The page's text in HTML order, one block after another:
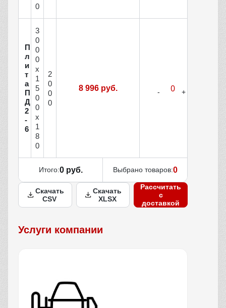
0
П
л
и
т
а
П
Д
2
-
6
3
0
0
0
x
1
5
0
0
x
1
8
0
2
0
0
0
8 996 руб.
Итого:0 руб. Выбрано товаров:0
Скачать
CSV
Скачать
XLSX
Рассчитать
с
доставкой
Услуги компании